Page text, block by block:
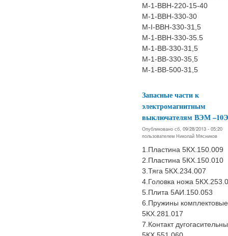
М-1-ВВН-220-15-40
М-1-ВВН-330-30
M-I-BBH-330-31,5
М-1-ВВН-330-35.5
М-1-ВВ-330-31,5
М-1-ВВ-330-35,5
М-1-ВВ-500-31,5
Запасные части к
электромагнитным
выключателям ВЭМ –10Э
Опубликовано сб, 09/28/2013 - 05:20
пользователем Николай Мясников
1.Пластина 5КХ.150.009
2.Пластина 5КХ.150.010
3.Тяга 5КХ.234.007
4.Головка ножа
5.Плита 5АИ.150.053
6.Пружины комплектовые
5КХ.281.017
7.Контакт